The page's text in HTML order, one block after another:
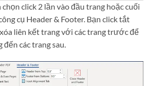
chọn click 2 lần vào đầu trang hoặc cuối
cụ Header & Footer. Bạn click tắt
liên kết trang với các trang trước để
các trang sau.